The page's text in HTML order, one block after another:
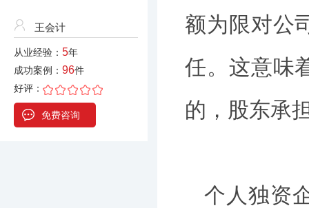
王会计
从业经验： 5年
成功案例： 96件
好评：
免费咨询
额为限对公
任。这意味
的，股东承
个人独资